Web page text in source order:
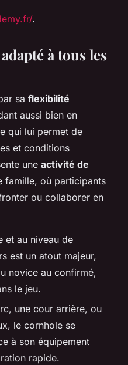
.
à tous les
sa flexibilité
aussi bien en
qui lui permet de
et conditions
une activité de
famille, où participants
ou collaborer en
et au niveau de
est un atout majeur,
novice au confirmé,
le jeu.
une cour arrière, ou
le cornhole se
à son équipement
rapide.